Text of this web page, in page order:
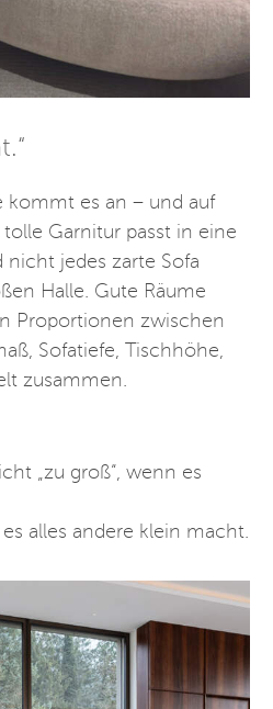
kommt es an – und auf
Garnitur passt in eine
jedes zarte Sofa
Halle. Gute Räume
Proportionen zwischen
Sofatiefe, Tischhöhe,
zusammen.
„zu groß“, wenn es
alles andere klein macht.